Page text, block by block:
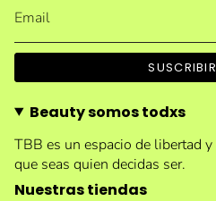
Beauty somos todxs
TBB es un espacio de libertad
que seas quien decidas ser.
Nuestras tiendas